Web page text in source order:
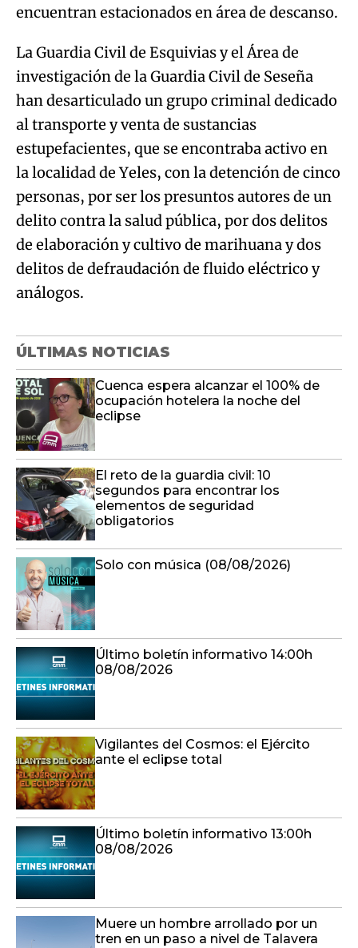
encuentran estacionados en área de descanso.
La Guardia Civil de Esquivias y el Área de
investigación de la Guardia Civil de Seseña
han desarticulado un grupo criminal dedicado
al transporte y venta de sustancias
estupefacientes, que se encontraba activo en
la localidad de Yeles, con la detención de cinco
personas, por ser los presuntos autores de un
delito contra la salud pública, por dos delitos
de elaboración y cultivo de marihuana y dos
delitos de defraudación de fluido eléctrico y
análogos.
ÚLTIMAS NOTICIAS
Cuenca espera alcanzar el 100% de
ocupación hotelera la noche del
eclipse
El reto de la guardia civil: 10
segundos para encontrar los
elementos de seguridad
obligatorios
Solo con música (08/08/2026)
Último boletín informativo 14:00h
08/08/2026
Vigilantes del Cosmos: el Ejército
ante el eclipse total
Último boletín informativo 13:00h
08/08/2026
Muere un hombre arrollado por un
tren en un paso a nivel de Talavera